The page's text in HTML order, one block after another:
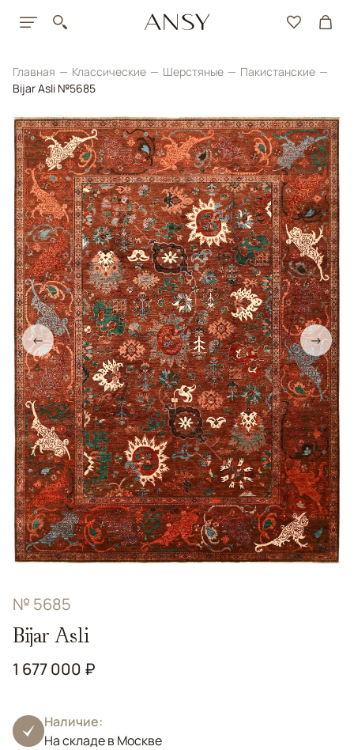
Главная Классические Шерстяные
Пакистанские
Bijar Asli №5685
← →
№ 5685
Bijar Asli
1 677 000 ₽
Наличие:
На складе в Москве